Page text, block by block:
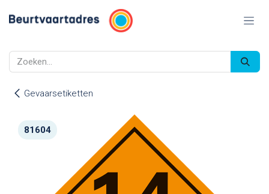
Gevaarsetiketten
81604